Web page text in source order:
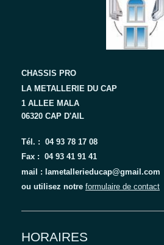
CHASSIS PRO
LA METALLERIE DU CAP
1 ALLEE MALA
06320 CAP D'AIL
Tél. : 04 93 78 17 08
Fax : 04 93 41 91 41
mail : lametallerieducap@gmail.com
ou utilisez notre formulaire de contact
HORAIRES